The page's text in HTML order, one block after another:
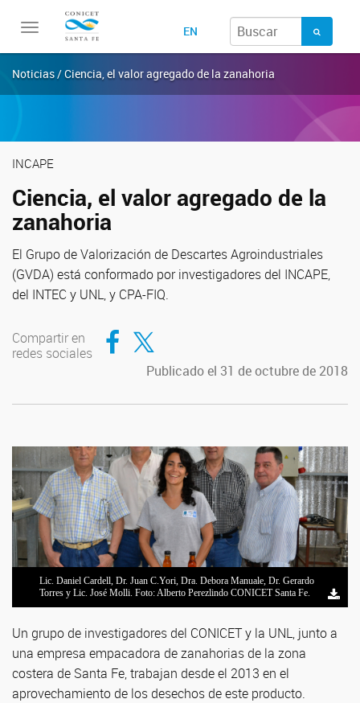
Toggle
EN
Noticias / Ciencia, el valor agregado de la zanahoria
INCAPE
Ciencia, el valor agregado de la
zanahoria
El Grupo de Valorización de Descartes Agroindustriales
(GVDA) está conformado por investigadores del INCAPE,
del INTEC y UNL, y CPA-FIQ.
Compartir en
redes sociales
Compartir en Facebook
Compartir en Twitter
Publicado el 31 de octubre de 2018
Lic. Daniel Cardell, Dr. Juan C.Yori, Dra. Debora Manuale, Dr. Gerardo
Torres y Lic. José Molli. Foto: Alberto Perezlindo CONICET Santa Fe.
Un grupo de investigadores del CONICET y la UNL, junto a
una empresa empacadora de zanahorias de la zona
costera de Santa Fe, trabajan desde el 2013 en el
aprovechamiento de los desechos de este producto.